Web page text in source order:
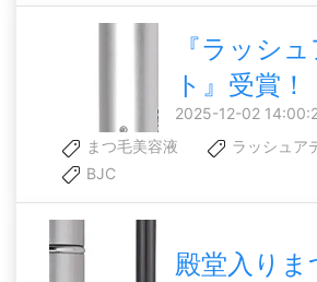
『ラッシ
ト』受賞！
2025-12-02
まつ毛美容液
ラッシュア
BJC
殿堂入りま